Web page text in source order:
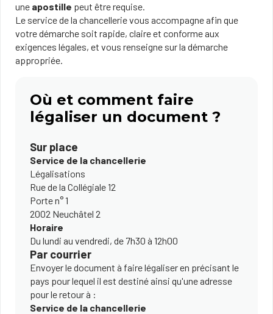
une apostille peut être requise.
Le service de la chancellerie vous accompagne afin que
votre démarche soit rapide, claire et conforme aux
exigences légales, et vous renseigne sur la démarche
appropriée.
Où et comment faire
légaliser un document ?
Sur place
Service de la chancellerie
Légalisations
Rue de la Collégiale 12
Porte n° 1
2002 Neuchâtel 2
Horaire
Du lundi au vendredi, de 7h30 à 12h00
Par courrier
Envoyer le document à faire légaliser en précisant le
pays pour lequel il est destiné ainsi qu'une adresse
pour le retour à :
Service de la chancellerie